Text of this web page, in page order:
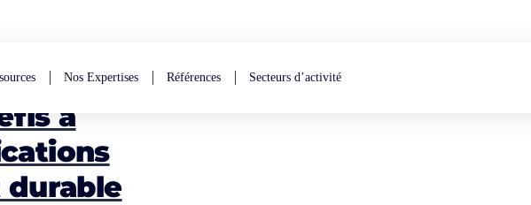
Nos Expertises Références Secteurs d’activité
à